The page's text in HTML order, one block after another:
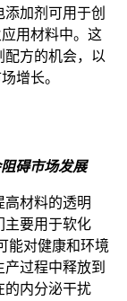
加剂可用于创
用材料中。这
配方的机会，以
增长。
碍市场发展
材料的透明
主要用于软化
能对健康和环境
过程中释放到
的内分泌干扰